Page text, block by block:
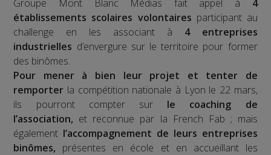
Groupe Mont Blanc Médias fait appel à 4
établissements scolaires volontaires participant au
challenge en les associant à 4 entreprises
industrielles d’envergure sur le territoire pour former
des binômes.
Pour mener à bien leur projet et tenter de
remporter la compétition nationale à Lyon le 22 mars,
ils pourront compter sur le coaching de
l’association, et reconnue par la French Fab ; mais
également l’accompagnement de leurs entreprises
binômes, présentes en école et en accueillant les